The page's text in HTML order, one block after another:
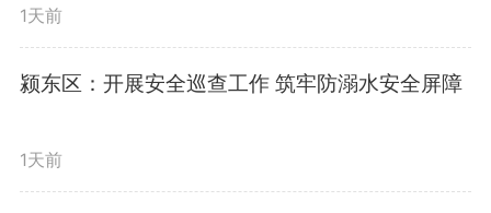
导联系包保重点载体、重点行业等
工作机制，加强经济运行过程管理
市政策措施落地见效。要拿出更大
1天前
颍东区：开展安全巡查工作 筑牢防溺水安全屏障
1天前